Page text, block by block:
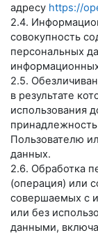
адресу https://
2.4.
совокупность
персональных
2.5.
в результате
использования
Пользователю
данных.
2.6. Обработка
(операция) или
совершаемых с
или без
данными,